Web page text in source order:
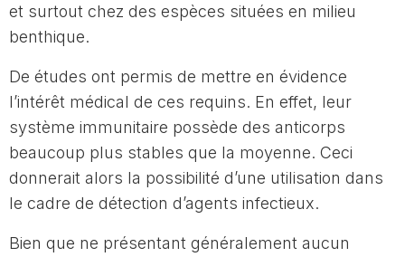
et surtout chez des espèces situées en milieu
benthique.
De études ont permis de mettre en évidence
l’intérêt médical de ces requins. En effet, leur
système immunitaire possède des anticorps
beaucoup plus stables que la moyenne. Ceci
donnerait alors la possibilité d’une utilisation dans
le cadre de détection d’agents infectieux.
Bien que ne présentant généralement aucun